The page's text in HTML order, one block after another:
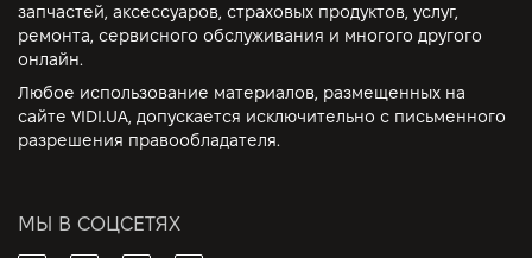
запчастей, аксессуаров, страховых продуктов, услуг,
ремонта, сервисного обслуживания и многого другого
онлайн.
Любое использование материалов, размещенных на
сайте VIDI.UA, допускается исключительно с письменного
разрешения правообладателя.
МЫ В СОЦСЕТЯХ